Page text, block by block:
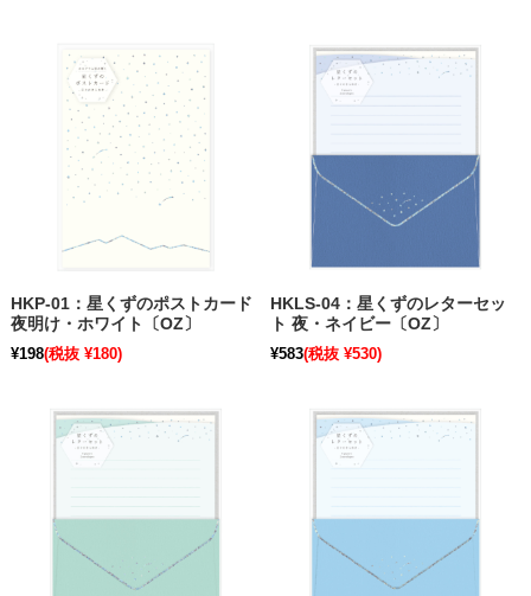
HKP-01：星くずのポストカード
夜明け・ホワイト〔OZ〕
¥198(税抜 ¥180)
HKLS-04：星くずのレターセッ
ト 夜・ネイビー〔OZ〕
¥583(税抜 ¥530)